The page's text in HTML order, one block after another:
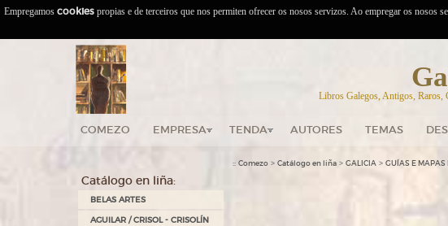
Libros Galegos, Antigos, Raros,
COMEZO EMPRESA TENDA AUTORES TEMAS
Catálogo en liña:
BELAS ARTES
AGUILAR / CRISOL - CRISOLÍN
:: Comezo > Catálogo en liña > GALICIA > GUÍAS E MAPAS
Empregamos cookies propias e de terceiros que nos permiten ofrecer os nosos servizos. Ao empregar os nosos